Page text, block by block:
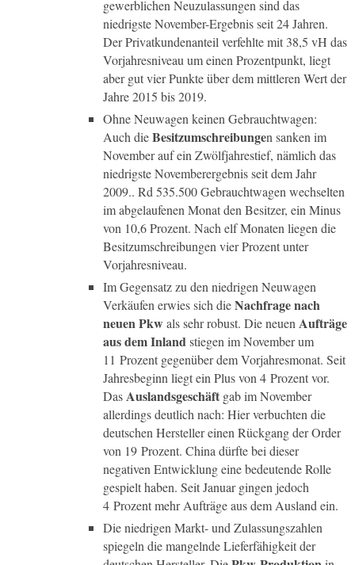
gewerblichen Neuzulassungen sind das
niedrigste November-Ergebnis seit 24 Jahren.
Der Privatkundenanteil verfehlte mit 38,5 vH das
Vorjahresniveau um einen Prozentpunkt, liegt
aber gut vier Punkte über dem mittleren Wert der
Jahre 2015 bis 2019.
Ohne Neuwagen keinen Gebrauchtwagen:
Auch dieBesitzumschreibungen sanken im
November auf ein Zwölfjahrestief, nämlich das
niedrigste Novemberergebnis seit dem Jahr
2009.. Rd 535.500 Gebrauchtwagen wechselten
im abgelaufenen Monat den Besitzer, ein Minus
von 10,6 Prozent. Nach elf Monaten liegen die
Besitzumschreibungen vier Prozent unter
Vorjahresniveau.
Im Gegensatz zu den niedrigen Neuwagen
Verkäufen erwies sich dieNachfrage nach
neuen Pkwals sehr robust. Die neuenAufträge
aus dem Inlandstiegen im November um
11 Prozent gegenüber dem Vorjahresmonat. Seit
Jahresbeginn liegt ein Plus von 4 Prozent vor.
DasAuslandsgeschäft gab im November
allerdings deutlich nach: Hier verbuchten die
deutschen Hersteller einen Rückgang der Order
von 19 Prozent. China dürfte bei dieser
negativen Entwicklung eine bedeutende Rolle
gespielt haben. Seit Januar gingen jedoch
4 Prozent mehr Aufträge aus dem Ausland ein.
Die niedrigen Markt- und Zulassungszahlen
spiegeln die mangelnde Lieferfähigkeit der